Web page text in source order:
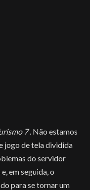
7. Não estamos
jogo de tela dividida
do servidor
em seguida, o
para se tornar um